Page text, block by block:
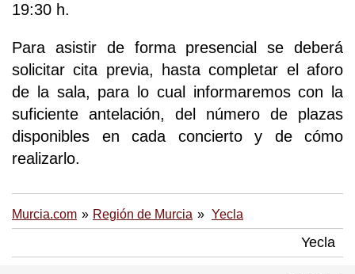
19:30 h.
Para asistir de forma presencial se deberá
solicitar cita previa, hasta completar el aforo
de la sala, para lo cual informaremos con la
suficiente antelación, del número de plazas
disponibles en cada concierto y de cómo
realizarlo.
Murcia.com Región de Murcia Yecla
Yecla